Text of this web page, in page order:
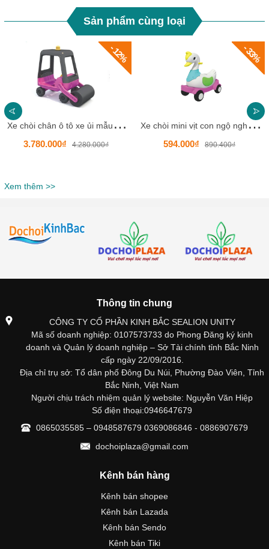
Sản phẩm cùng loại
- 12%
X
e chòi chân ô tô xe ủi mẫu mới cho bé HKCXC014-3
3.780.000₫ 4.280.000₫
- 33%
X
e chòi mini vịt con ngộ nghĩnh HKCXC02-8
594.000₫ 890.400₫
Xem thêm >>
Thông tin chung
CÔNG TY CỔ PHẦN KINH BẮC SEALION UNITY
Mã số doanh nghiệp: 0107573733 do Phong Đăng ký kinh
doanh và Quản lý doanh nghiệp – Sở Tài chính tỉnh Bắc Ninh
cấp ngày 22/09/2016.
Địa chỉ trụ sở: Tổ dân phố Đông Du Núi, Phường Đào Viên, Tỉnh
Bắc Ninh, Việt Nam
Người chịu trách nhiệm quản lý website: Nguyễn Văn Hiệp
Số điện thoại:0946647679
0865035585 – 0948587679 0369086846 - 0886907679
dochoiplaza@gmail.com
Kênh bán hàng
Kênh bán shopee
Kênh bán Lazada
Kênh bán Sendo
Kênh bán Tiki